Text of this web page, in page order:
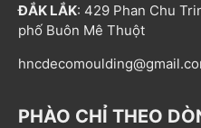
ĐẮK LẮK: 429 Phan Chu
phố Buôn Mê Thuột
PHÀO CHỈ THEO